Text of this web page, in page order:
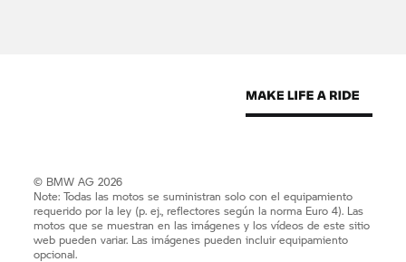
© BMW AG 2026
Note: Todas las motos se suministran solo con el equipamiento
requerido por la ley (p. ej., reflectores según la norma Euro 4). Las
motos que se muestran en las imágenes y los vídeos de este sitio
web pueden variar. Las imágenes pueden incluir equipamiento
opcional.